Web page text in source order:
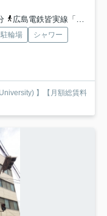
広島電鉄皆実線「南区役所前」駅 徒歩14分
駐輪場
シャワー
】【月額総賃料